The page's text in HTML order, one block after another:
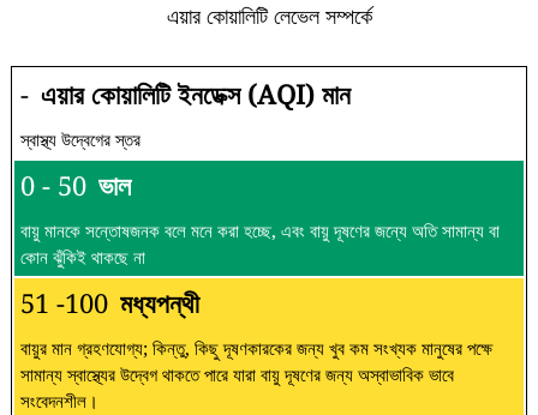
এয়ার কোয়ালিটি লেভেল সম্পর্কে
- এয়ার কোয়ালিটি ইনডেক্স (AQI) মান
স্বাস্থ্য উদ্বেগের স্তর
0 - 50 ভাল
বায়ু মানকে সন্তোষজনক বলে মনে করা হচ্ছে, এবং বায়ু দূষণের জন্যে অতি সামান্য বা
কোন ঝুঁকিই থাকছে না
51 -100 মধ্যপন্থী
বায়ুর মান গ্রহণযোগ্য; কিন্তু, কিছু দূষণকারকের জন্য খুব কম সংখ্যক মানুষের পক্ষে
সামান্য স্বাস্থ্যের উদ্বেগ থাকতে পারে যারা বায়ু দূষণের জন্য অস্বাভাবিক ভাবে
সংবেদনশীল।